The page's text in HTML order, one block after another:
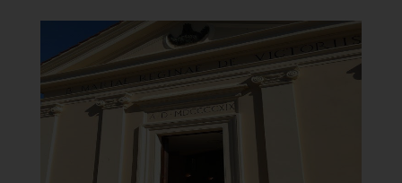
Chiesa di Santa Maria del
Carmine
Portale